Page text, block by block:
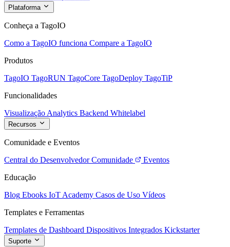
Plataforma
Conheça a TagoIO
Como a TagoIO funciona Compare a TagoIO
Produtos
TagoIO TagoRUN TagoCore TagoDeploy TagoTiP
Funcionalidades
Visualização Analytics Backend Whitelabel
Recursos
Comunidade e Eventos
Central do Desenvolvedor Comunidade
Eventos
Educação
Blog Ebooks IoT Academy Casos de Uso Vídeos
Templates e Ferramentas
Templates de Dashboard Dispositivos Integrados Kickstarter
Suporte